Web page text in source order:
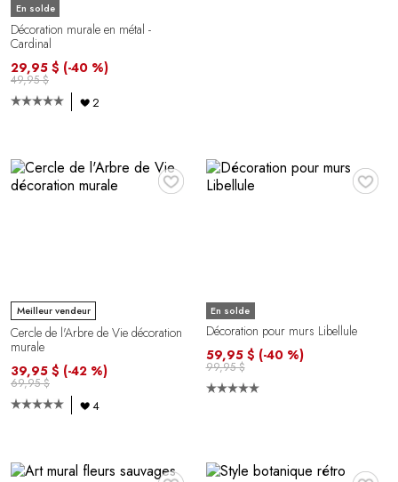
En solde
Décoration murale en métal -
Cardinal
29,95 $ (-40 %)
49,95 $
2
♥
Meilleur vendeur
Cercle de l'Arbre de Vie décoration
murale
39,95 $ (-42 %)
69,95 $
4
♥
En solde
Décoration pour murs Libellule
59,95 $ (-40 %)
99,95 $
♥ ♥